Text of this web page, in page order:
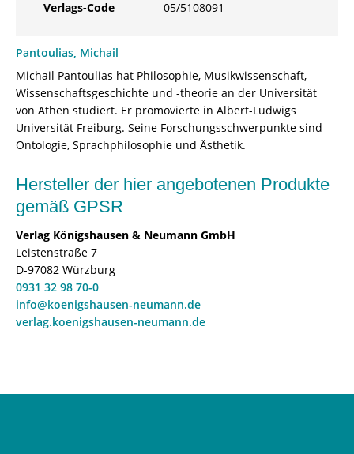
Verlags-Code
05/5108091
Pantoulias, Michail
Michail Pantoulias hat Philosophie, Musikwissenschaft,
Wissenschaftsgeschichte und -theorie an der Universität
von Athen studiert. Er promovierte in Albert-Ludwigs
Universität Freiburg. Seine Forschungsschwerpunkte sind
Ontologie, Sprachphilosophie und Ästhetik.
Hersteller der hier angebotenen Produkte
gemäß GPSR
Verlag Königshausen & Neumann GmbH
Leistenstraße 7
D-97082 Würzburg
0931 32 98 70-0
info@koenigshausen-neumann.de
verlag.koenigshausen-neumann.de